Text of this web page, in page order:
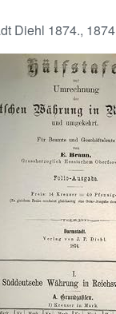
CERRAR
Diehl 1874., 1874